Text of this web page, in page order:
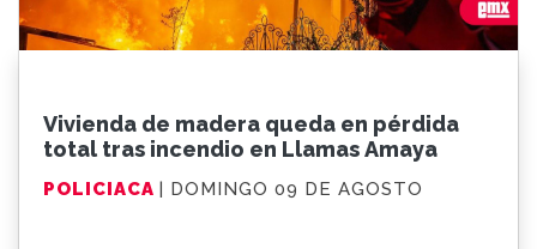
Vivienda de madera queda en pérdida
total tras incendio en Llamas Amaya
POLICIACA | DOMINGO 09 DE AGOSTO